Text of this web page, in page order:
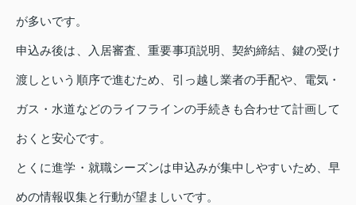
が多いです。
申込み後は、入居審査、重要事項説明、契約締結、鍵の受け
渡しという順序で進むため、引っ越し業者の手配や、電気・
ガス・水道などのライフラインの手続きも合わせて計画して
おくと安心です。
とくに進学・就職シーズンは申込みが集中しやすいため、早
めの情報収集と行動が望ましいです。